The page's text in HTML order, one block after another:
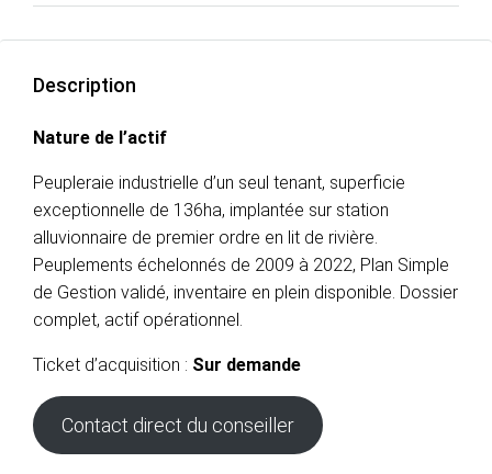
Description
Nature de l’actif
Peupleraie industrielle d’un seul tenant, superficie
exceptionnelle de 136ha, implantée sur station
alluvionnaire de premier ordre en lit de rivière.
Peuplements échelonnés de 2009 à 2022, Plan Simple
de Gestion validé, inventaire en plein disponible. Dossier
complet, actif opérationnel.
Ticket d’acquisition : Sur demande
Contact direct du conseiller